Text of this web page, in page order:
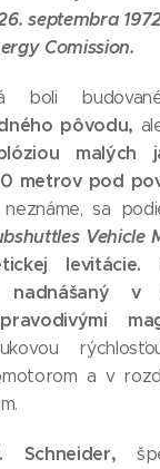
septembra
Comission.
boli
pôvodu,
malých
metrov pod
sa
Vehicle
levitácie.
nadnášaný v
a v
Schneider,